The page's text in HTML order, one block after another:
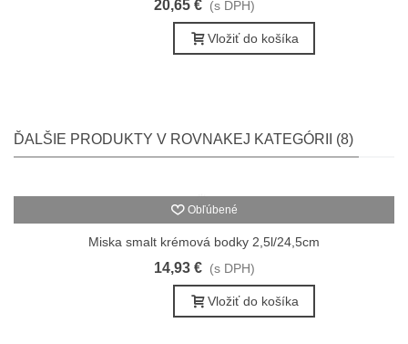
20,65 € (s DPH)
Vložiť do košíka
ĎALŠIE PRODUKTY V ROVNAKEJ KATEGÓRII (8)
Obľúbené
Miska smalt krémová bodky 2,5l/24,5cm
14,93 € (s DPH)
Vložiť do košíka